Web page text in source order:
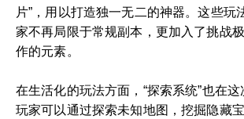
片”，用以打造独一无二的神器。这些玩
家不再局限于常规副本，更加入了挑战
作的元素。
在生活化的玩法方面，“探索系统”也在这
玩家可以通过探索未知地图，挖掘隐藏